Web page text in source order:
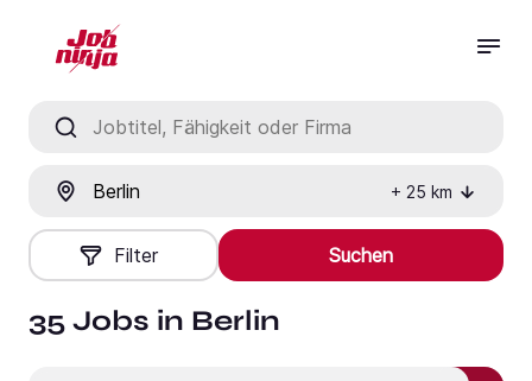
+ 25 km
Filter Suchen
35 Jobs in Berlin